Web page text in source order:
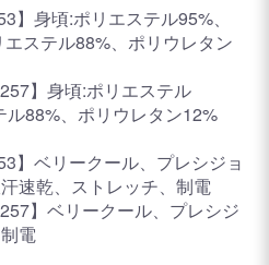
】身頃:ポリエステル95%、
ステル88%、ポリウレタン
】身頃:ポリエステル
88%、ポリウレタン12%
】ベリークール、プレシジョ
速乾、ストレッチ、制電
】ベリークール、プレシジ
電